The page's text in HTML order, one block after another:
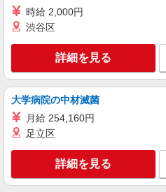
時給 2,000円
渋谷区
詳細を見る
大学病院の中材滅菌
月給 254,160円
足立区
詳細を見る